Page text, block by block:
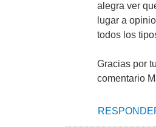
alegra ver
lugar a
todos los
Gracias por tu
comentario